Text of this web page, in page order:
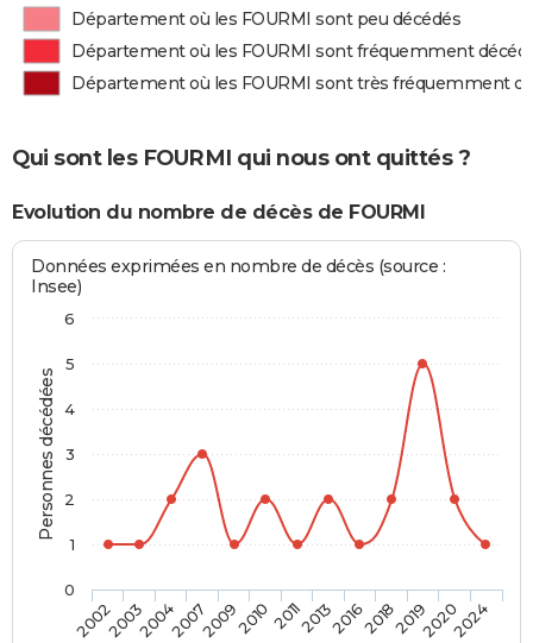
Département où les FOURMI sont peu décédés
Département où les FOURMI sont fréquemment
Département où les FOURMI sont très fréquemment
Qui sont les FOURMI qui nous ont quittés ?
Evolution du nombre de décès de FOURMI
Personnes décédées
Données exprimées en nombre de décès (source :
Insee)
200220032004200720092010 2011201320162018201920202024
0
1
2
3
4
5
6